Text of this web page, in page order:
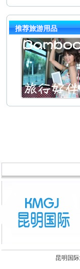
推荐旅游用品
昆明国际